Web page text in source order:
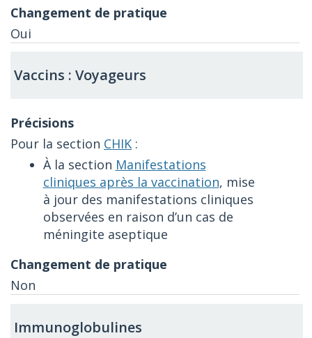
Oui
Vaccins : Voyageurs
Pour la section CHIK :
À la section Manifestations
cliniques après la vaccination, mise
à jour des manifestations cliniques
observées en raison d’un cas de
méningite aseptique
Non
Immunoglobulines